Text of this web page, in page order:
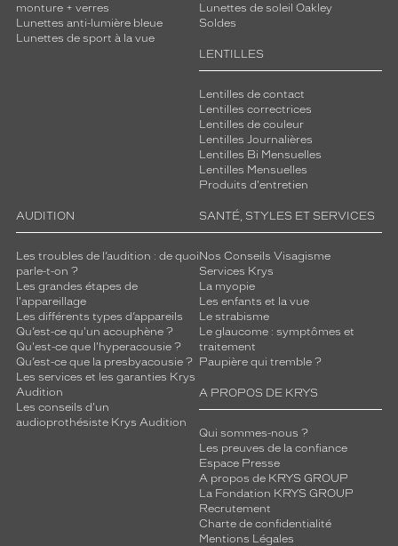
monture + verres
Lunettes anti-lumière bleue
Lunettes de sport à la vue
Lunettes de soleil Oakley
Soldes
LENTILLES
Lentilles de contact
Lentilles correctrices
Lentilles de couleur
Lentilles Journalières
Lentilles Bi Mensuelles
Lentilles Mensuelles
Produits d'entretien
AUDITION
Les troubles de l’audition : de quoi
parle-t-on ?
Les grandes étapes de
l'appareillage
Les différents types d’appareils
Qu’est-ce qu'un acouphène ?
Qu'est-ce que l'hyperacousie ?
Qu’est-ce que la presbyacousie ?
Les services et les garanties Krys
Audition
Les conseils d'un
audioprothésiste Krys Audition
SANTÉ, STYLES ET SERVICES
Nos Conseils Visagisme
Services Krys
La myopie
Les enfants et la vue
Le strabisme
Le glaucome : symptômes et
traitement
Paupière qui tremble ?
A PROPOS DE KRYS
Qui sommes-nous ?
Les preuves de la confiance
Espace Presse
A propos de KRYS GROUP
La Fondation KRYS GROUP
Recrutement
Charte de confidentialité
Mentions Légales